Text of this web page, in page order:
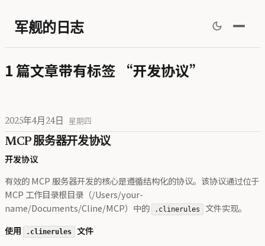
军舰的日志
1 篇文章带有标签 “开发协议”
2025年4月24日 星期四
MCP 服务器开发协议
开发协议
有效的 MCP 服务器开发的核心是遵循结构化的协议。该协议通过位于
MCP 工作目录根目录（/Users/your-
name/Documents/Cline/MCP）中的
.clinerules 文件实现。
使用
.clinerules 文件